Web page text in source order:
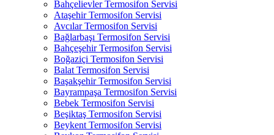
Bahçelievler Termosifon Servisi
Ataşehir Termosifon Servisi
Avcılar Termosifon Servisi
Bağlarbaşı Termosifon Servisi
Bahçeşehir Termosifon Servisi
Boğaziçi Termosifon Servisi
Balat Termosifon Servisi
Başakşehir Termosifon Servisi
Bayrampaşa Termosifon Servisi
Bebek Termosifon Servisi
Beşiktaş Termosifon Servisi
Beykent Termosifon Servisi